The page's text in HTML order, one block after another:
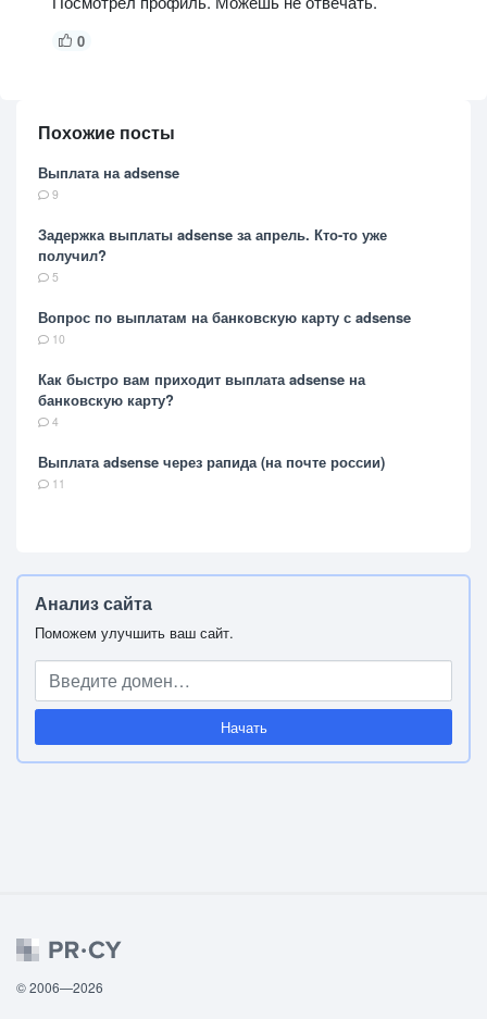
0
Похожие посты
Выплата на adsense
9
Задержка выплаты adsense за апрель. Кто-то уже
получил?
5
Вопрос по выплатам на банковскую карту с adsense
10
Как быстро вам приходит выплата adsense на
банковскую карту?
4
Выплата adsense через рапида (на почте россии)
11
Анализ сайта
Поможем улучшить ваш сайт.
Начать
© 2006—2026